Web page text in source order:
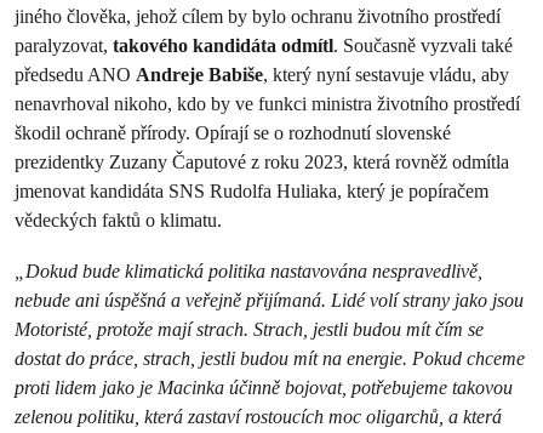
jiného člověka, jehož cílem by bylo ochranu životního prostředí
paralyzovat, takového kandidáta odmítl. Současně vyzvali také
předsedu ANO Andreje Babiše, který nyní sestavuje vládu, aby
nenavrhoval nikoho, kdo by ve funkci ministra životního prostředí
škodil ochraně přírody. Opírají se o rozhodnutí slovenské
prezidentky Zuzany Čaputové z roku 2023, která rovněž odmítla
jmenovat kandidáta SNS Rudolfa Huliaka, který je popíračem
vědeckých faktů o klimatu.
„Dokud bude klimatická politika nastavována nespravedlivě,
nebude ani úspěšná a veřejně přijímaná. Lidé volí strany jako jsou
Motoristé, protože mají strach. Strach, jestli budou mít čím se
dostat do práce, strach, jestli budou mít na energie. Pokud chceme
proti lidem jako je Macinka účinně bojovat, potřebujeme takovou
zelenou politiku, která zastaví rostoucích moc oligarchů, a která